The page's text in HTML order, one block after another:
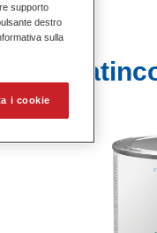
844
supporto
destro
sulla
i cookie